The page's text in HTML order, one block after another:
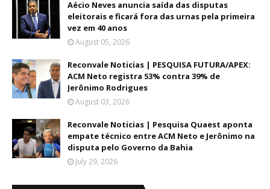
Aécio Neves anuncia saída das disputas
eleitorais e ficará fora das urnas pela primeira
vez em 40 anos
August 05, 2026
Reconvale Noticias | PESQUISA FUTURA/APEX:
ACM Neto registra 53% contra 39% de
Jerônimo Rodrigues
August 03, 2026
Reconvale Noticias | Pesquisa Quaest aponta
empate técnico entre ACM Neto e Jerônimo na
disputa pelo Governo da Bahia
July 29, 2026